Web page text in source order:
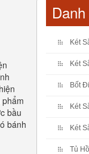
bầu
bánh
Két
Két
Bốt
Két
Két
Tủ